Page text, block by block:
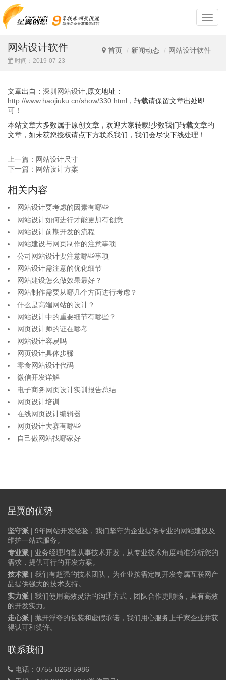
深
圳
站
设
首页 新闻动态 网站设计软件
网站设计软件
时间：2019-07-23
文章出自： 深圳网站设计 ,原文地址：
http://www.haojiuku.cn/show/330.html ，转载请保留文章出处即
可！
本站文章大多数属于原创文章，欢迎大家转载!少数我们转载文章的
文章，如未获您授权请点下方联系我们，我们会尽快下线处理！
上一篇：网站设计尺寸
下一篇：网站设计方案
相关内容
网站设计要考虑的因素有哪些
网站设计如何进行才能更加有创意
网站设计前期开发的流程
网站建设与网页制作的注意事项
公司网站设计要注意哪些事项
网站设计需注意的优化细节
网站建设怎么做效果最好？
网站制作需要从哪几个方面进行考虑？
什么是高端网站的设计？
网站设计中的重要细节有哪些？
网页设计师的证在哪考
网站设计容易吗
网页设计具体步骤
零食网站设计代码
微信开发详解
电子商务网页设计实训报告总结
网页设计培训
在线网页设计编辑器
网页设计大赛有哪些
自己做网站找哪家好
星翼的优势
坚守派 | 9年网站开发经验，我们坚守为企业提供专业的网站建设及
维护一站式服务。
专业派 | 业务经理均曾从事技术开发，从专业技术角度精准分析您的
需求，提供可行的开发方案。
技术派 | 我们有超强的技术团队，为企业按需定制开发专属互联网产
品提供强大的技术支持。
实力派 | 我们使用高效灵活的沟通方式，团队合作更顺畅，具有高效
的开发实力。
走心派 | 抛开浮夸的包装和虚假承诺，我们用心服务上千家企业并获
得认可和赞许。
联系我们
电话：0755-8268 5986